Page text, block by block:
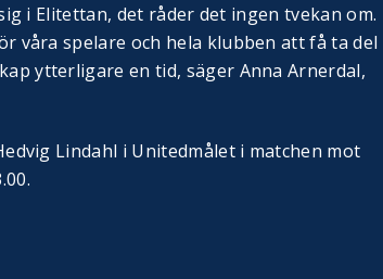
i Elitettan, det råder det ingen tvekan om.
våra spelare och hela klubben att få ta del
ytterligare en tid, säger Anna Arnerdal,
Lindahl i Unitedmålet i matchen mot